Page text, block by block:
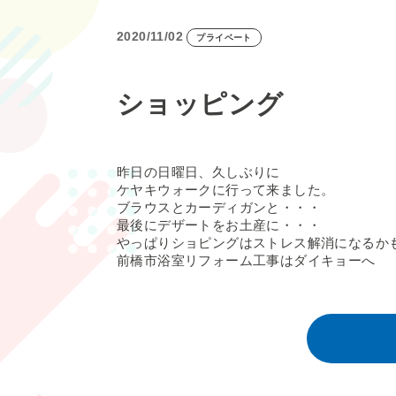
2020/11/02 プライベート
ショッピング
昨日の日曜日、久しぶりに
ケヤキウォークに行って来ました。
ブラウスとカーディガンと・・・
最後にデザートをお土産に・・・
やっぱりショピングはストレス解消になるか
前橋市浴室リフォーム工事はダイキョーへ